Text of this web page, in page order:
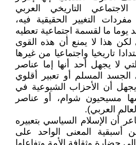
التاريخي العربي
التغيير الحقيقية فيه،
ما لقسمة اجتماعية تعطيه
هذا لا يمنع أن هذه القوى
تاريخيا واجتماعيا من غيرها
لا يجهل أحد أنها إما عناصر
المسلم أو تعبير أقلوي
أن الأحزاب الشيوعية في
مسيحيون شوام، أو عناصر
العربي).
أن الإسلام السياسي بتعبيره
أسبقية المعنى الواحد على